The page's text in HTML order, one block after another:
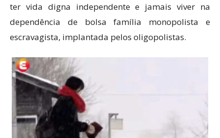
ter vida digna independente e jamais viver na
dependência de bolsa família monopolista e
escravagista, implantada pelos oligopolistas.